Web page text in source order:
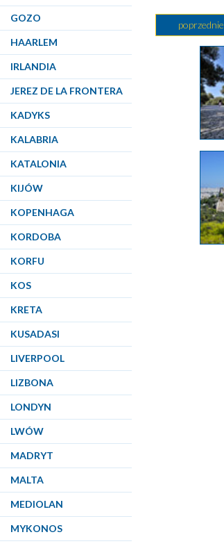
GOZO
HAARLEM
IRLANDIA
JEREZ DE LA FRONTERA
KADYKS
KALABRIA
KATALONIA
KIJÓW
KOPENHAGA
KORDOBA
KORFU
KOS
KRETA
KUSADASI
LIVERPOOL
LIZBONA
LONDYN
LWÓW
MADRYT
MALTA
MEDIOLAN
MYKONOS
poprzednie